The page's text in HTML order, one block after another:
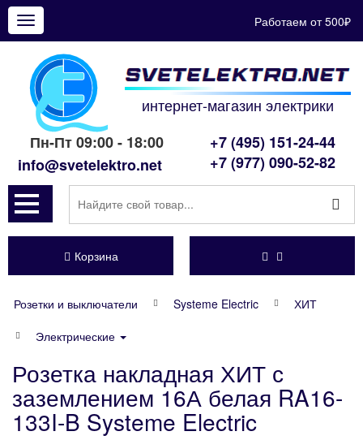
Показать
меню
Работаем от 500₽
интернет-магазин электрики
Пн-Пт 09:00 - 18:00
info@svetelektro.net
+7 (495) 151-24-44
+7 (977) 090-52-82
Корзина
Розетки и выключатели Systeme Electric
ХИТ
Электрические
Розетка накладная ХИТ с
заземлением 16А белая RA16-
133I-B Systeme Electric